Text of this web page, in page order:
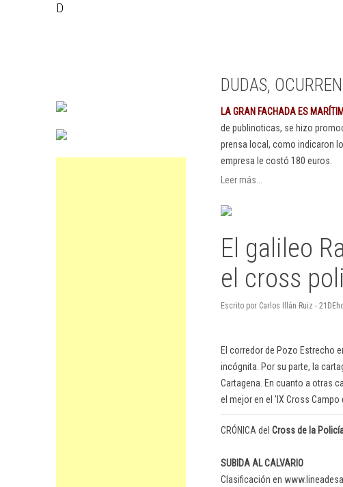
D
DUDAS,
LA GRAN FACHADA ES
de publinoticas, se hizo
prensa local, como indicaron
empresa le costó 180 euros.
Leer más...
El galileo
el cross
Escrito por Carlos Illán Ruiz -
El corredor de Pozo Estrecho
incógnita. Por su parte, la
Cartagena. En cuanto a otras
el mejor en el 'IX Cross Campo
CRÓNICA del Cross de la
SUBIDA AL CALVARIO
Clasificación en